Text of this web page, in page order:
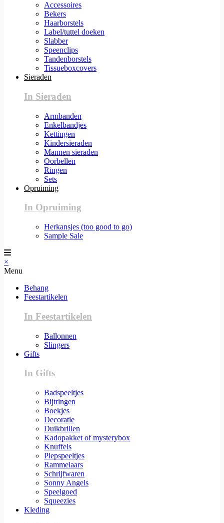
Accessoires
Bekers
Haarborstels
Label/tuttel doeken
Slabber
Speenclips
Tandenborstels
Tissueboxcovers
Sieraden
In Sieraden
Armbanden
Enkelbandjes
Kettingen
Kindersieraden
Mannen sieraden
Oorbellen
Ringen
Sets
Opruiming
In Opruiming
Herkansjes (too good to go)
Sample Sale
×
Menu
Behang
Feestartikelen
In Feestartikelen
Ballonnen
Slingers
Gifts
In Gifts
Badspeeltjes
Bijtringen
Boekjes
Decoratie
Duikbrillen
Kadopakket of mysterybox
Knuffels
Piepspeeltjes
Rammelaars
Schrijfwaren
Sonny Angels
Speelgoed
Squeezies
Kleding